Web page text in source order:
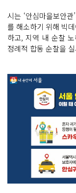
시는 ‘안심마을보안
를 해소하기 위해 빅
하고, 지역 내 순찰 노
정례적 합동 순찰을